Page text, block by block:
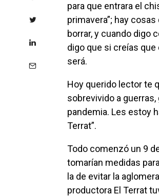
para que entrara el
primavera”; hay
borrar, y cuando digo
digo que si creías
será.
Hoy querido lector te quiero contar de un grupo de locos que vive en España y que ha
sobrevivido a
pandemia. Les estoy
Terrat”.
Todo comenzó un 9 de marzo de 2020 cuando en España, el gobierno anunció que se
tomarían medidas
la de evitar la
productora El Terrat